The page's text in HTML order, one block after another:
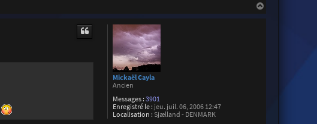
t
e
r
L
o
u
i
J
o
u
Mickaël Cayla
Ancien
Messages : 3901
Enregistré le : jeu. juil. 06, 2006 12:47
Localisation : Sjælland - DENMARK